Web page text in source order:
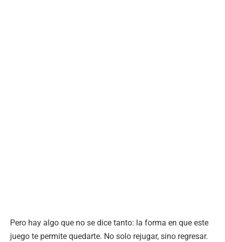
Pero hay algo que no se dice tanto: la forma en que este
juego te permite quedarte. No solo rejugar, sino regresar.